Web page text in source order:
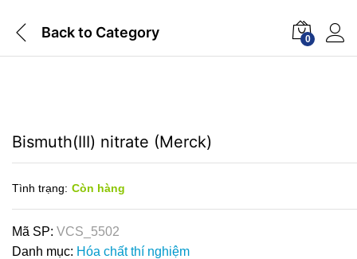
Back to Category 0
Bismuth(III) nitrate (Merck)
Tình trạng: Còn hàng
Mã SP: VCS_5502
Danh mục: Hóa chất thí nghiệm